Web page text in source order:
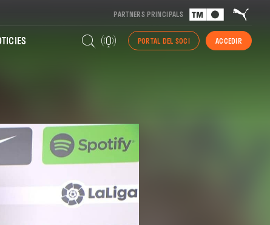
PARTNERS PRINCIPALS
PORTAL DEL SOCI ACCEDIR